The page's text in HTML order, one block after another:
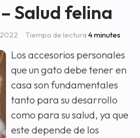
Salud felina
Tiempo de lectura 4 minutes
Los accesorios personales
que un gato debe tener en
casa son fundamentales
tanto para su desarrollo
como para su salud, ya que
este depende de los